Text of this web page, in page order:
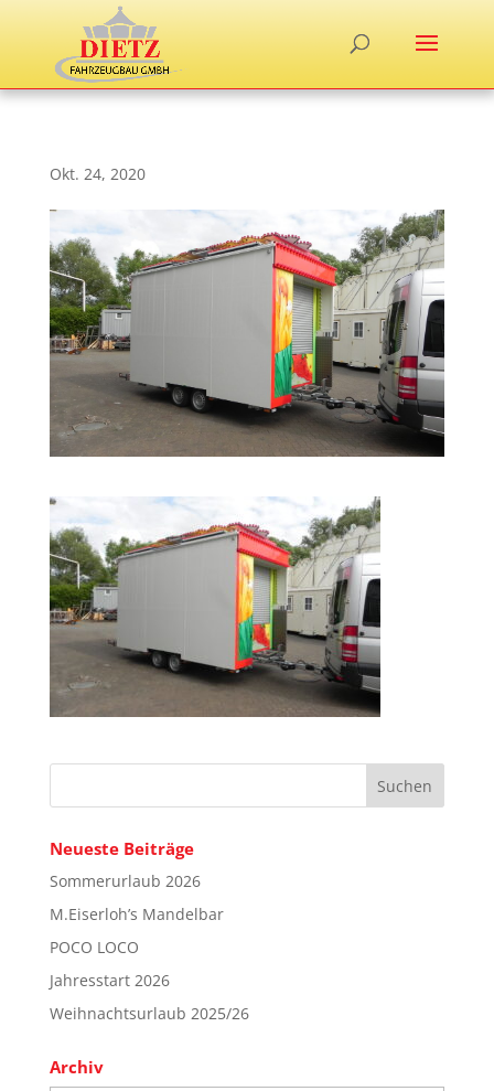
Okt. 24, 2020
Neueste Beiträge
Sommerurlaub 2026
M.Eiserloh’s Mandelbar
POCO LOCO
Jahresstart 2026
Weihnachtsurlaub 2025/26
Archiv